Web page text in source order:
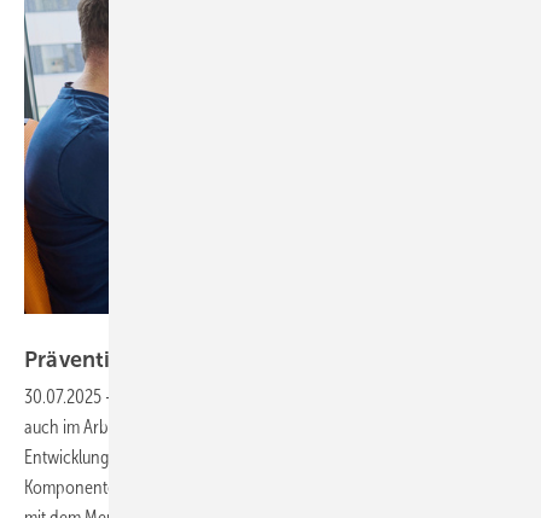
Prävention mit KI: Mensch im
30.07.2025 -
auch im Arbeitsschutz. Viele Anwendungen befinden sich noch in der
Entwicklungsphase, doch eines ist bereits klar: Ohne die menschliche
Komponente wird es auch künftig nicht gehen. Erst im Zusammenspiel